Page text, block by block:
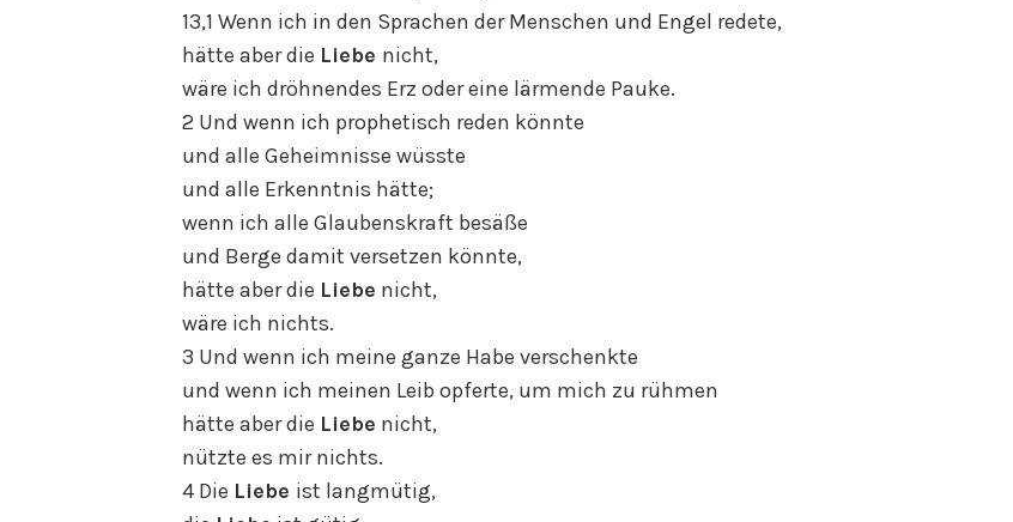
13,1 Wenn ich in den Sprachen der Menschen und Engel redete,
hätte aber die Liebe nicht,
wäre ich dröhnendes Erz oder eine lärmende Pauke.
2 Und wenn ich prophetisch reden könnte
und alle Geheimnisse wüsste
und alle Erkenntnis hätte;
wenn ich alle Glaubenskraft besäße
und Berge damit versetzen könnte,
hätte aber die Liebe nicht,
wäre ich nichts.
3 Und wenn ich meine ganze Habe verschenkte
und wenn ich meinen Leib opferte, um mich zu rühmen
hätte aber die Liebe nicht,
nützte es mir nichts.
4 Die Liebe ist langmütig,